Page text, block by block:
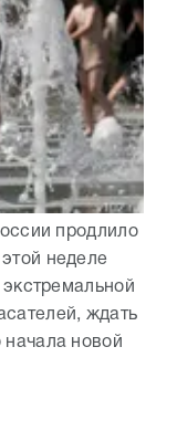
продлило
неделе
ждать
новой